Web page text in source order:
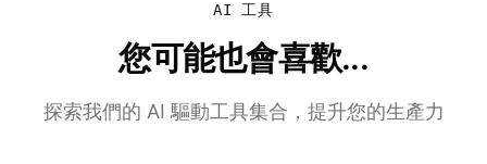
AI 工具
您可能也會喜歡...
探索我們的 AI 驅動工具集合，提升您的生產力